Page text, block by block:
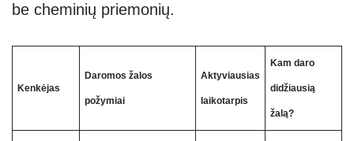
be cheminių priemonių.
Kenkėjas
Daromos žalos
požymiai
Aktyviausias
laikotarpis
Kam daro
didžiausią
žalą?